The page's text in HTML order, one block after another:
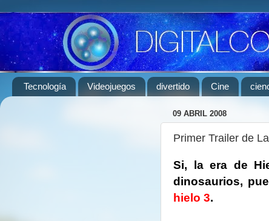
Tecnología Videojuegos divertido Cine
09 ABRIL 2008
Primer Trailer de
Si, la era de
dinosaurios,
hielo 3.